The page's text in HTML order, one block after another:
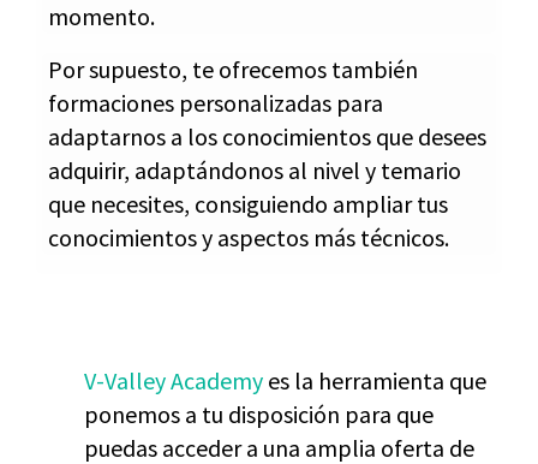
momento.
Por supuesto, te ofrecemos también
formaciones personalizadas para
adaptarnos a los conocimientos que desees
adquirir, adaptándonos al nivel y temario
que necesites, consiguiendo ampliar tus
conocimientos y aspectos más técnicos.
V-Valley Academy es la herramienta que
ponemos a tu disposición para que
puedas acceder a una amplia oferta de